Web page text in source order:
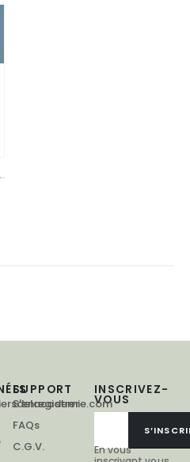
INSCRIVEZ-
VOUS
En vous
SUPPORT
S'enregistrer
FAQs
C.G.V.